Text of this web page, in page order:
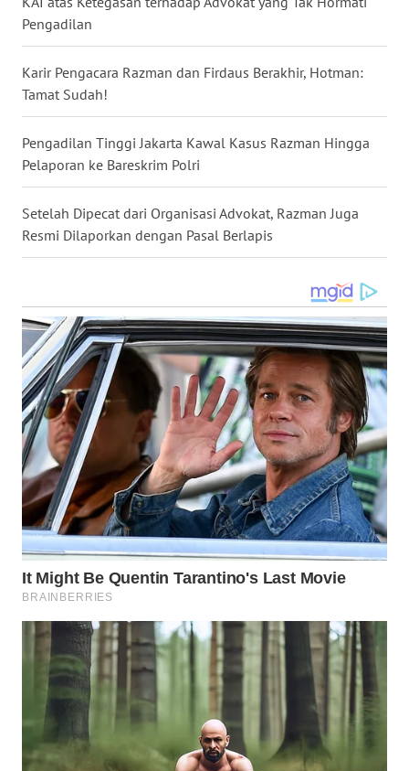
Pengadilan
Karir Pengacara Razman dan Firdaus Berakhir, Hotman:
Tamat Sudah!
Pengadilan Tinggi Jakarta Kawal Kasus Razman Hingga
Pelaporan ke Bareskrim Polri
Setelah Dipecat dari Organisasi Advokat, Razman Juga
Resmi Dilaporkan dengan Pasal Berlapis
WN
WN
WN
WN
KALBAR
WN
KALTENG
WN
KALTARA
WN
KALSEL
WN
KALTIM
WN
SULSEL
GORONTALO